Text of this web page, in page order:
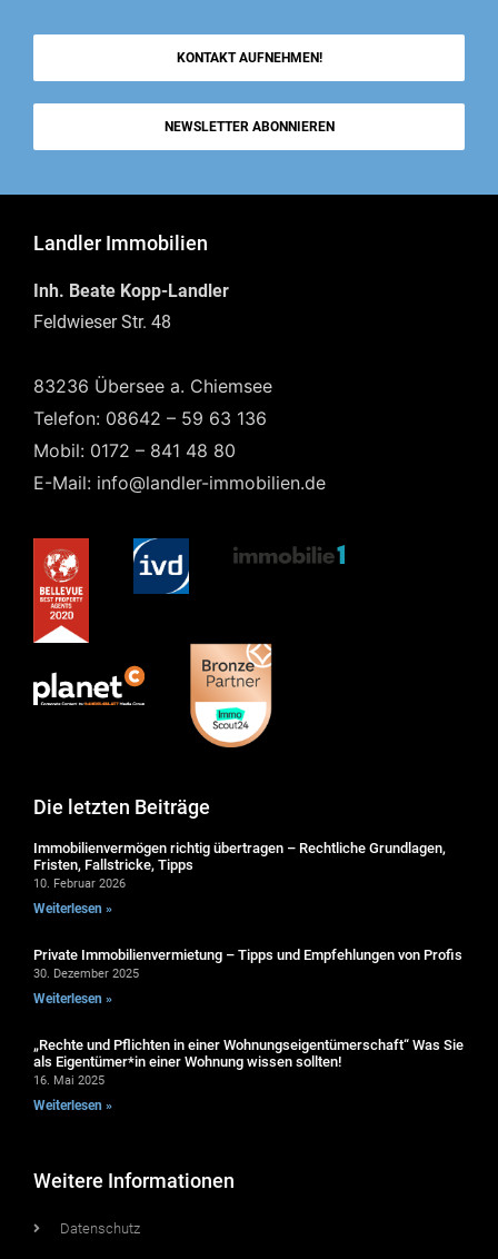
KONTAKT AUFNEHMEN!
NEWSLETTER ABONNIEREN
Landler Immobilien
Inh. Beate Kopp-Landler
Feldwieser Str. 48
83236 Übersee a. Chiemsee
Telefon: 08642 – 59 63 136
Mobil: 0172 – 841 48 80
E-Mail: info@landler-immobilien.de
Die letzten Beiträge
Immobilienvermögen richtig übertragen – Rechtliche Grundlagen,
Fristen, Fallstricke, Tipps
10. Februar 2026
Weiterlesen »
Private Immobilienvermietung – Tipps und Empfehlungen von Profis
30. Dezember 2025
Weiterlesen »
„Rechte und Pflichten in einer Wohnungseigentümerschaft“ Was Sie
als Eigentümer*in einer Wohnung wissen sollten!
16. Mai 2025
Weiterlesen »
Weitere Informationen
Datenschutz